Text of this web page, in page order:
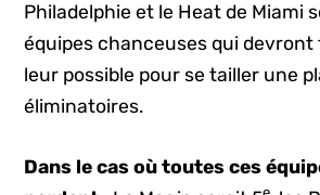
Philadelphie et le Heat de Miami
équipes chanceuses qui
leur possible pour se tailler une
éliminatoires.
Dans le cas où toutes ces